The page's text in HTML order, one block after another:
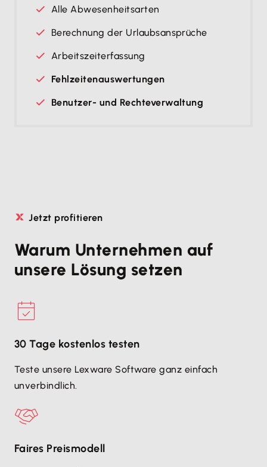
Alle Abwesenheitsarten
Berechnung der Urlaubsansprüche
Arbeitszeiterfassung
Fehlzeitenauswertungen
Benutzer- und Rechte­verwaltung
Jetzt profitieren
Warum Unternehmen auf
unsere Lösung setzen
30 Tage kostenlos testen
Teste unsere Lexware Software ganz einfach
unverbindlich.
Faires Preismodell